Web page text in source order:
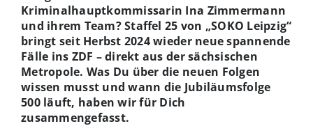
Kriminalhauptkommissarin Ina Zimmermann
und ihrem Team? Staffel 25 von „SOKO Leipzig“
bringt seit Herbst 2024 wieder neue spannende
Fälle ins ZDF – direkt aus der sächsischen
Metropole. Was Du über die neuen Folgen
wissen musst und wann die Jubiläumsfolge
500 läuft, haben wir für Dich
zusammengefasst.